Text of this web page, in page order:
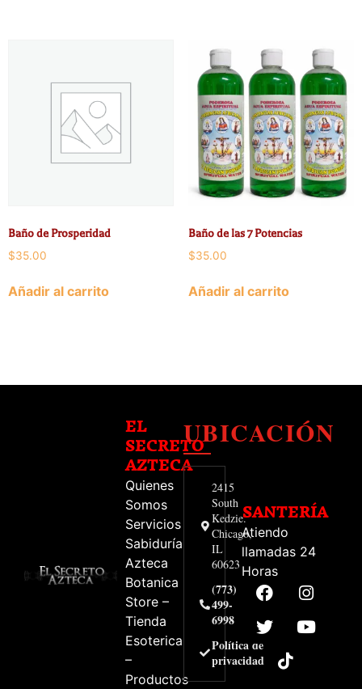
Baño de Prosperidad
$35.00
Añadir al carrito
Baño de las 7 Potencias
$35.00
Añadir al carrito
EL
SECRETO
AZTECA
Quienes
Somos
Servicios
Sabiduría
Azteca
Botanica
Store –
Tienda
Esoterica
–
Productos
UBICACIÓN
2415
South
Kedzie.
Chicago,
IL
60623
(773)
499-
6998
Política de
privacidad
SANTERÍA
Atiendo
llamadas 24
Horas